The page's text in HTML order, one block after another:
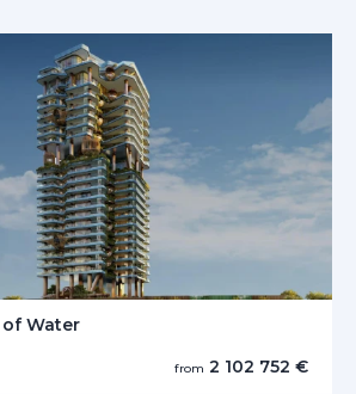
of Water
from 2 102 752 €